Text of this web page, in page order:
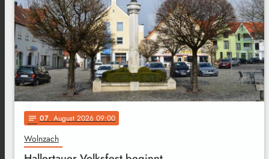
notes 07. August 2026 09:00
Wolnzach